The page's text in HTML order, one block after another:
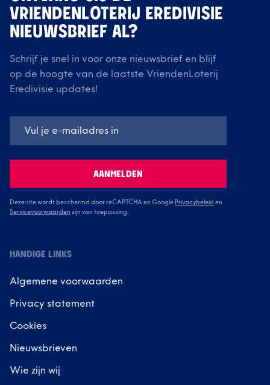
VRIENDENLOTERIJ EREDIVISIE
NIEUWSBRIEF AL?
Schrijf je snel in voor onze nieuwsbrief en blijf
op de hoogte van de laatste VriendenLoterij
Eredivisie updates!
AANMELDEN
Deze site wordt beschermd door reCAPTCHA en Google Privacybeleid en
Servicevoorwaarden zijn van toepassing.
HANDIGE LINKS
Algemene voorwaarden
Privacy statement
Cookies
Nieuwsbrieven
Wie zijn wij